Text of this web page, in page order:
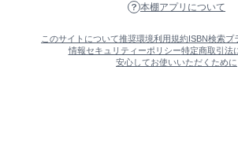
本棚アプリについて
このサイトについて推奨環境利用規約ISBN検索プ
情報セキュリティーポリシー特定商取引法
安心してお使いいただくために